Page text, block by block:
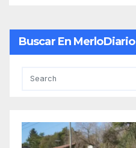
Buscar En MerloDiario